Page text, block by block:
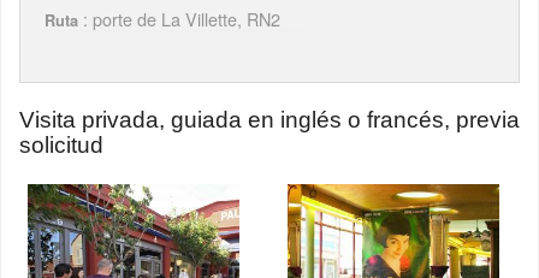
Ruta : porte de La Villette, RN2
Visita privada, guiada en inglés o francés, previa
solicitud